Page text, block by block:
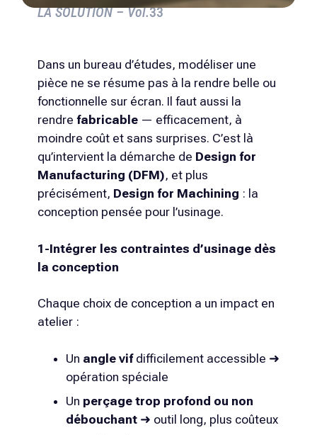
LA SOLUTION – Vol.33
Dans un bureau d’études, modéliser une
pièce ne se résume pas à la rendre belle ou
fonctionnelle sur écran. Il faut aussi la
rendre fabricable— efficacement, à
moindre coût et sans surprises. C’est là
qu’intervient la démarche de Design for
Manufacturing (DFM), et plus
précisément, Design for Machining : la
conception pensée pour l’usinage.
1-Intégrer les contraintes d’usinage dès
la conception
Chaque choix de conception a un impact en
atelier :
Un angle vifdifficilement accessible ➜
opération spéciale
Un perçage trop profond ou non
débouchant➜ outil long, plus coûteux